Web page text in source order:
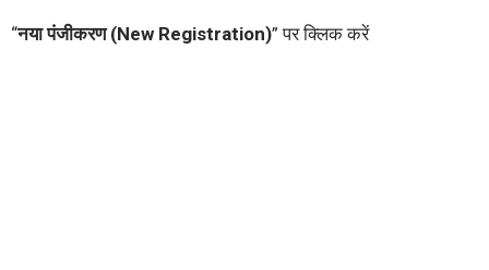
“नया पंजीकरण (New Registration)” पर क्लिक करें